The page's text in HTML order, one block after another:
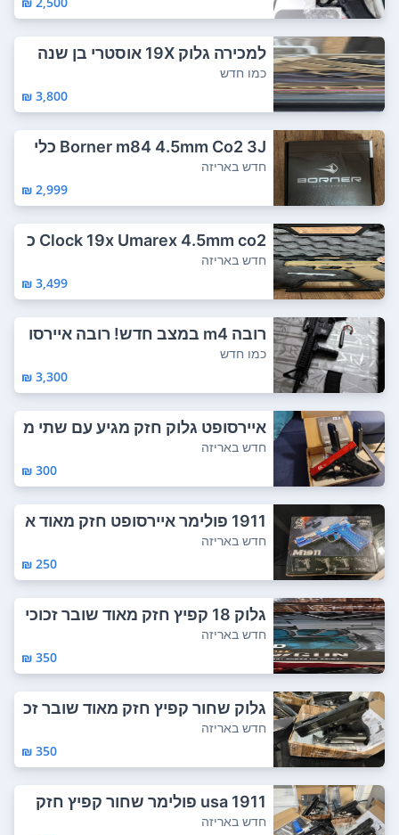
למכירה גלוק 19X אוסטרי בן שנה
שמור מאוד...
כמו חדש
3,800 ₪
Borner m84 4.5mm Co2 3J כלי
מאוד מסוכן ע...
חדש באריזה
2,999 ₪
Clock 19x Umarex 4.5mm co2 כ
לי מאוד מסוכ...
חדש באריזה
3,499 ₪
רובה m4 במצב חדש! רובה איירסו
פט חדש! ירה...
כמו חדש
3,300 ₪
איירסופט גלוק חזק מגיע עם שתי מ
חסניות ו3...
חדש באריזה
300 ₪
1911 פולימר איירסופט חזק מאוד א
ריזה מקור...
חדש באריזה
250 ₪
גלוק 18 קפיץ חזק מאוד שובר זכוכי
ת 1 ל1 ל...
חדש באריזה
350 ₪
גלוק שחור קפיץ חזק מאוד שובר זכ
וכית מגיע...
חדש באריזה
350 ₪
1911 usa פולימר שחור קפיץ חזק
מאוד ! מגי...
חדש באריזה